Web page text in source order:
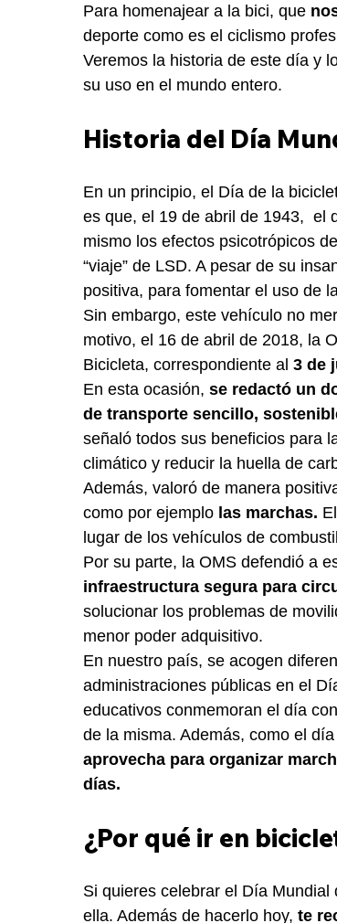
Para homenajear a la bici, que
deporte como es el ciclismo
Veremos la historia de este día y
su uso en el mundo entero.
Historia del Día
En un principio, el Día de la
es que, el 19 de abril de 1943,  el
mismo los efectos psicotrópicos
“viaje” de LSD. A pesar de su
positiva, para fomentar el uso de
Sin embargo, este vehículo no
motivo, el 16 de abril de 2018, la
Bicicleta, correspondiente al 3 de
En esta ocasión, se redactó un
de transporte sencillo,
señaló todos sus beneficios para
climático y reducir la huella de
Además, valoró de manera
como por ejemplo las marchas.
lugar de los vehículos de
Por su parte, la OMS defendió a
infraestructura segura para
solucionar los problemas de
menor poder adquisitivo.
En nuestro país, se acogen
administraciones públicas en el
educativos conmemoran el día
de la misma. Además, como el
aprovecha para organizar
días.
¿Por qué ir en
Si quieres celebrar el Día
ella. Además de hacerlo hoy, te